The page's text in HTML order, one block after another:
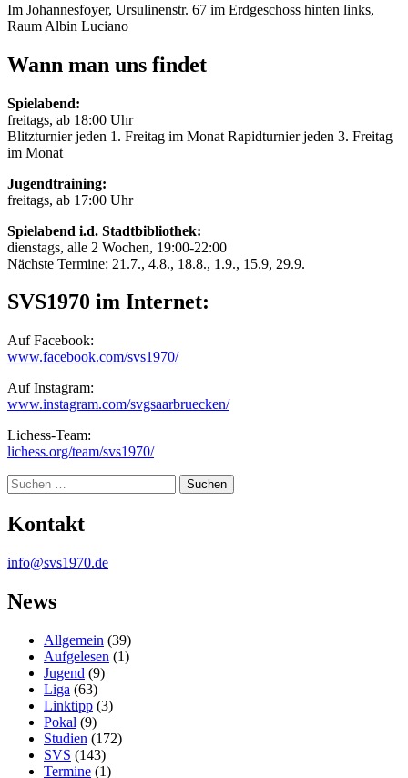
Im Johannesfoyer, Ursulinenstr. 67 im Erdgeschoss hinten links,
Raum Albin Luciano
Wann man uns findet
Spielabend:
freitags, ab 18:00 Uhr
Blitzturnier jeden 1. Freitag im Monat Rapidturnier jeden 3. Freitag
im Monat
Jugendtraining:
freitags, ab 17:00 Uhr
Spielabend i.d. Stadtbibliothek:
dienstags, alle 2 Wochen, 19:00-22:00
Nächste Termine: 21.7., 4.8., 18.8., 1.9., 15.9, 29.9.
SVS1970 im Internet:
Auf Facebook:
www.facebook.com/svs1970/
Auf Instagram:
www.instagram.com/svgsaarbruecken/
Lichess-Team:
lichess.org/team/svs1970/
Suche
Kontakt
info@svs1970.de
News
Allgemein (39)
Aufgelesen (1)
Jugend (9)
Liga (63)
Linktipp (3)
Pokal (9)
Studien (172)
SVS (143)
Termine (1)